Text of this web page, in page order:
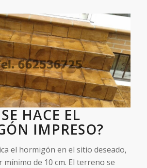
HACE EL
IMPRESO?
el hormigón en el sitio deseado,
mínimo de 10 cm. El terreno se